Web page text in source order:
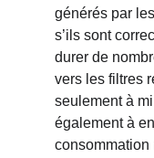
générés par
s’ils sont
durer de
vers les filtres
seulement à
également à